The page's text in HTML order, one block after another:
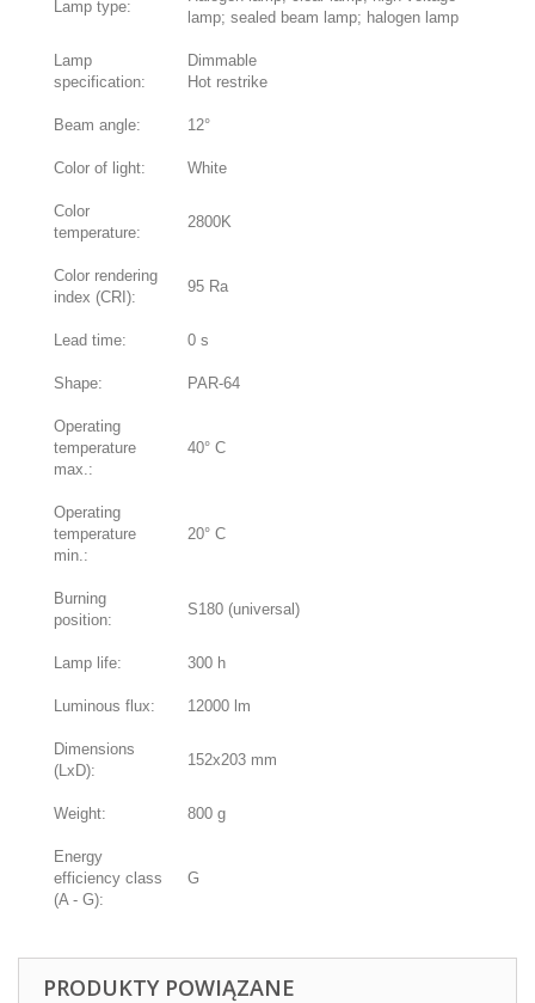
Lamp type:
lamp; sealed beam lamp; halogen lamp
Lamp
specification:
Dimmable
Hot restrike
Beam angle: 12°
Color of light: White
Color
temperature:
2800K
Color rendering
index (CRI):
95 Ra
Lead time: 0 s
Shape: PAR-64
Operating
temperature
max.:
40° C
Operating
temperature
min.:
20° C
Burning
position:
S180 (universal)
Lamp life: 300 h
Luminous flux: 12000 lm
Dimensions
(LxD):
152x203 mm
Weight: 800 g
Energy
efficiency class
(A - G):
G
PRODUKTY POWIĄZANE